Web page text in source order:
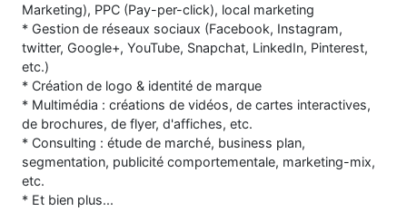
Marketing), PPC (Pay-per-click), local marketing
* Gestion de réseaux sociaux (Facebook, Instagram,
twitter, Google+, YouTube, Snapchat, LinkedIn, Pinterest,
etc.)
* Création de logo & identité de marque
* Multimédia : créations de vidéos, de cartes interactives,
de brochures, de flyer, d'affiches, etc.
* Consulting : étude de marché, business plan,
segmentation, publicité comportementale, marketing-mix,
etc.
* Et bien plus...